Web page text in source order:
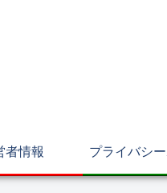
者情報 プライバシ